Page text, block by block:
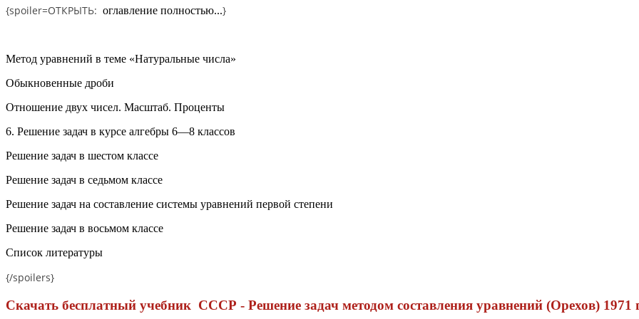
{spoiler=ОТКРЫТЬ: оглавление полностью...}
Метод уравнений в теме «Натуральные числа»
Обыкновенные дроби
Отношение двух чисел. Масштаб. Проценты
6. Решение задач в курсе алгебры 6—8 классов
Решение задач в шестом классе
Решение задач в седьмом классе
Решение задач на составление системы уравнений первой степени
Решение задач в восьмом классе
Список литературы
{/spoilers}
Скачать бесплатный учебник СССР - Решение задач методом составления уравнений (Орехов) 1971